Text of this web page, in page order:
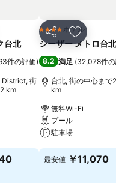
入りに追加
台北
件の評価)
街
km
シェア お気に入
4 ホテルのランク
ホテル
シーザー メトロ台北
8.2 満足 (32,078件
台北, 街の中心まで
km
無料Wi-Fi
プール
駐車場
料金を表示
最安値 ￥11,070